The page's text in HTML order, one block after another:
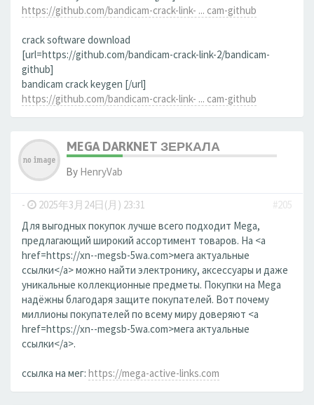
https://github.com/bandicam-crack-link- ... cam-github
crack software download
[url=https://github.com/bandicam-crack-link-2/bandicam-
github]
bandicam crack keygen [/url]
https://github.com/bandicam-crack-link- ... cam-github
MEGA DARKNET ЗЕРКАЛА
By HenryVab
- 2025年3月24日(月) 23:31
#205
Для выгодных покупок лучше всего подходит Mega,
предлагающий широкий ассортимент товаров. На <a
href=https://xn--megsb-5wa.com>мега актуальные
ссылки</a> можно найти электронику, аксессуары и даже
уникальные коллекционные предметы. Покупки на Mega
надёжны благодаря защите покупателей. Вот почему
миллионы покупателей по всему миру доверяют <a
href=https://xn--megsb-5wa.com>мега актуальные
ссылки</a>.
ссылка на мег: https://mega-active-links.com